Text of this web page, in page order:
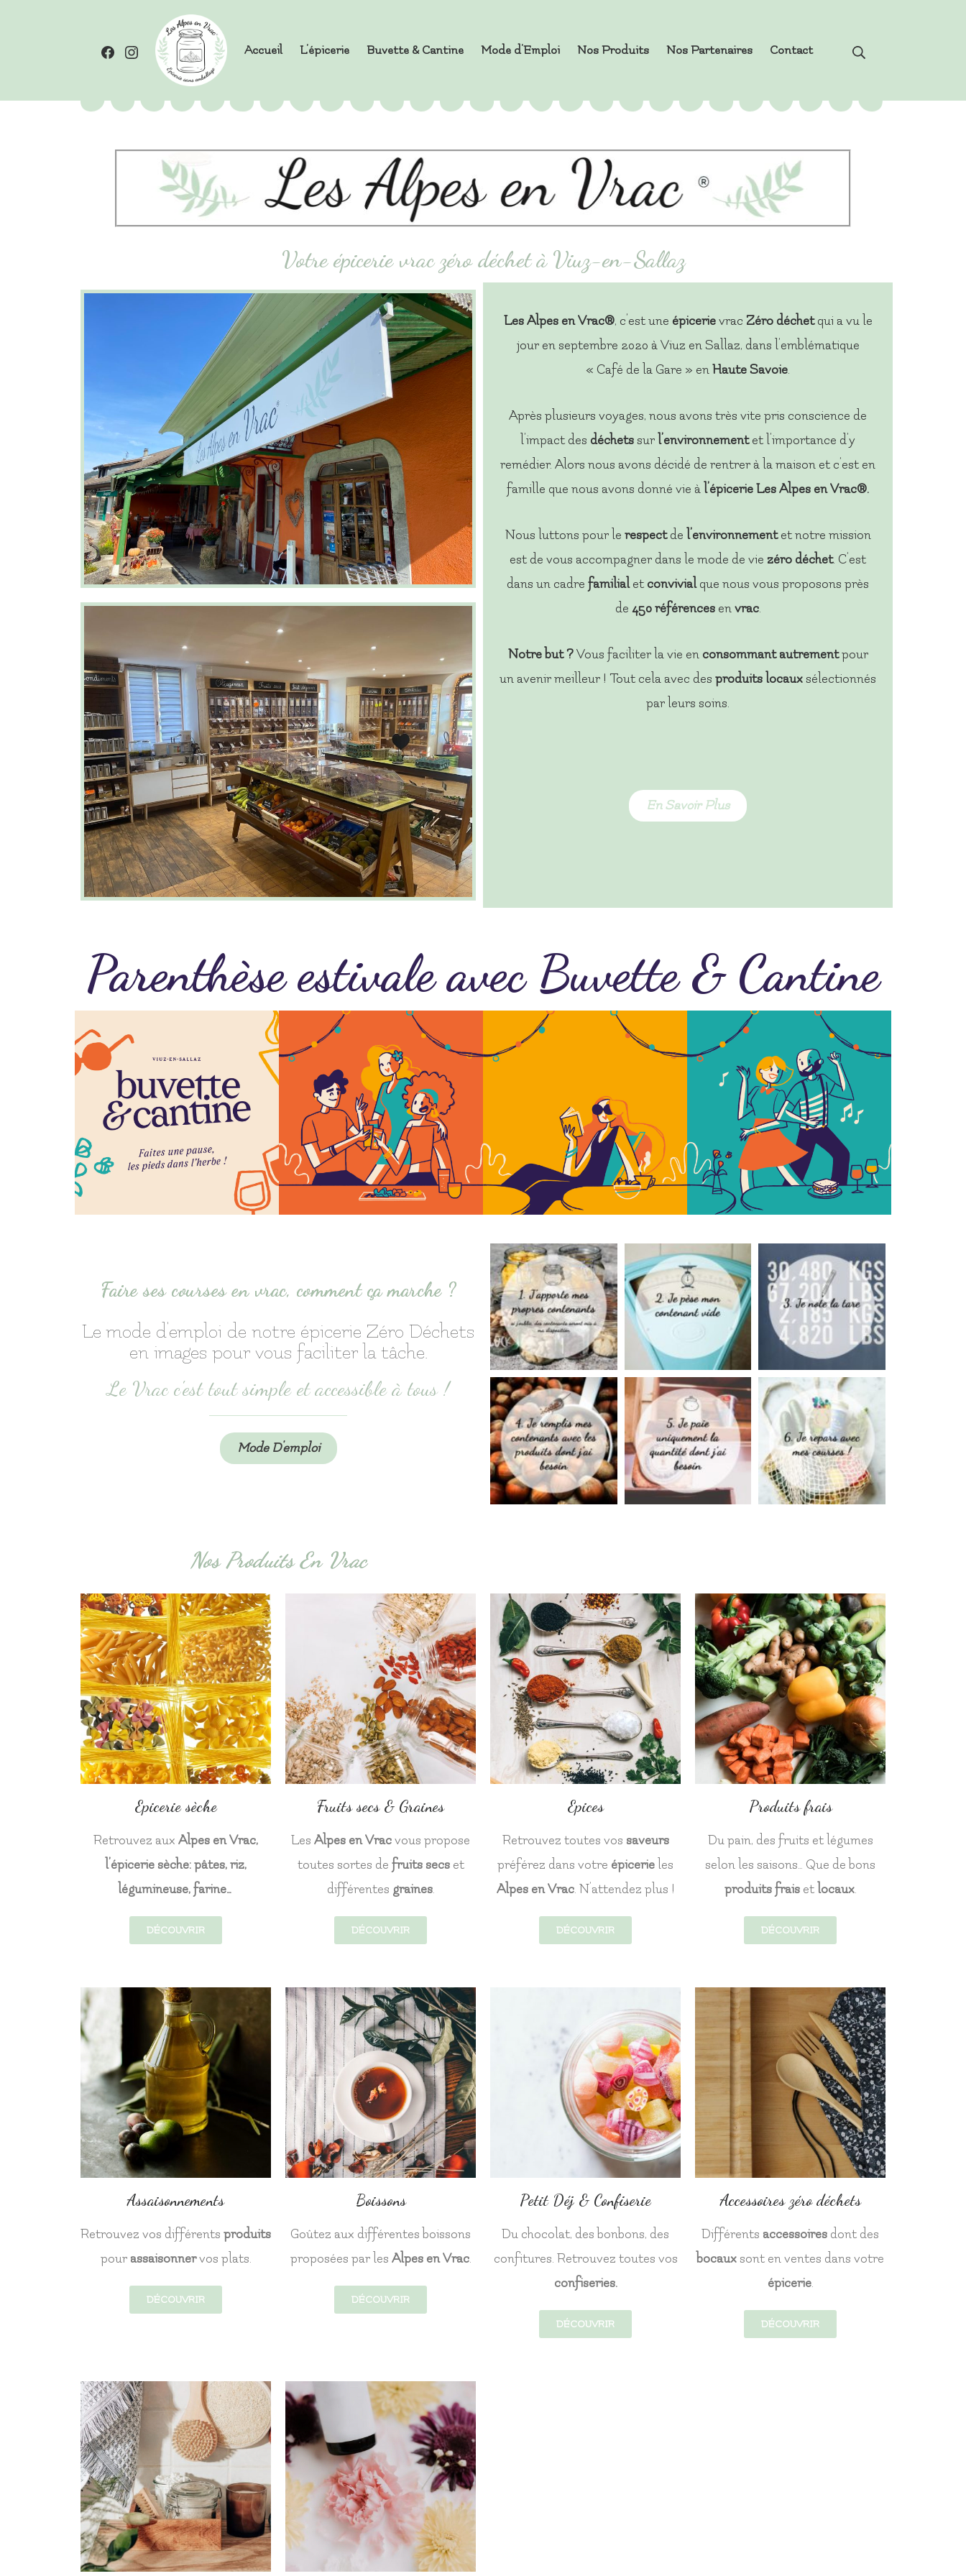
Accueil L’épicerie Buvette & Cantine Mode d’Emploi Nos Produits Nos Partenaires Contact
Votre épicerie vrac zéro déchet à Viuz-en-Sallaz
Les Alpes en Vrac®, c’est une épicerievrac Zérodéchetqui a vu le
jour en septembre 2020 à Viuz en Sallaz, dans l’emblématique
« Café de la Gare » enHaute Savoie.
Après plusieurs voyages, nous avons très vite pris conscience de
l’impact des déchets sur l’environnementet l’importance d’y
remédier. Alors nous avons décidé de rentrer à la maison et c’est en
famille que nous avons donné vie à l’épicerieLes Alpes en Vrac®.
Nous luttons pour le respectde l’environnementet notre mission
est de vous accompagner dans le mode de vie zéro déchet. C’est
dans un cadre familialet convivialque nous vous proposons près
de 450 référencesenvrac.
Notre but ?Vous faciliter la vie en consommant autrementpour
un avenir meilleur ! Tout cela avec des produits locaux sélectionnés
par leurs soins.
En Savoir Plus
Parenthèse estivale avec Buvette & Cantine
Faire ses courses en vrac, comment ça marche ?
Le mode d'emploi de notre épicerie Zéro Déchets
en images pour vous faciliter la tâche.
Le Vrac c'est tout simple et accessible à tous !
Mode D'emploi
Nos Produits En Vrac
Epicerie sèche
Retrouvez aux Alpes en Vrac,
l’épicerie sèche: pâtes, riz,
légumineuse, farine…
DÉCOUVRIR
Fruits secs & Graines
Les Alpes en Vracvous propose
toutes sortes de fruits secset
différentes graines.
DÉCOUVRIR
Epices
Retrouvez toutes vos saveurs
préférez dans votre épicerie les
Alpes en Vrac. N’attendez plus !
DÉCOUVRIR
Produits frais
Du pain, des fruits et légumes
selon les saisons… Que de bons
produits fraiset locaux.
DÉCOUVRIR
Assaisonnements
Retrouvez vos différents produits
pour assaisonnervos plats.
DÉCOUVRIR
Boissons
Goûtez aux différentes boissons
proposées par les Alpes en Vrac.
DÉCOUVRIR
Petit Déj & Confiserie
Du chocolat, des bonbons, des
confitures. Retrouvez toutes vos
confiseries.
DÉCOUVRIR
Accessoires zéro déchets
Différents accessoires dont des
bocaux sont en ventes dans votre
épicerie.
DÉCOUVRIR